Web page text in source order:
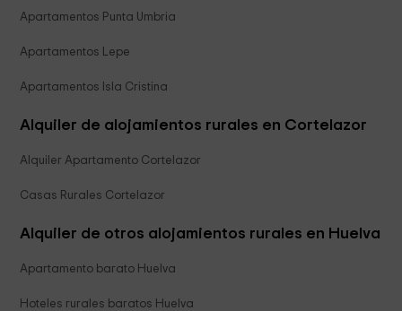
Apartamentos Punta Umbria
Apartamentos Lepe
Apartamentos Isla Cristina
Alquiler de alojamientos rurales en Cortelazor
Alquiler Apartamento Cortelazor
Casas Rurales Cortelazor
Alquiler de otros alojamientos rurales en Huelva
Apartamento barato Huelva
Hoteles rurales baratos Huelva